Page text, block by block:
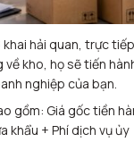
hải quan, trực tiếp
kho, họ sẽ tiến
nghiệp của bạn.
gồm: Giá gốc tiền
khẩu + Phí dịch vụ ủy